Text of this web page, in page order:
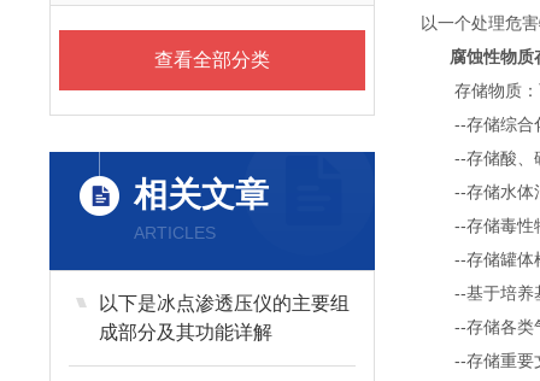
查看全部分类
相关文章
ARTICLES
以下是冰点渗透压仪的主要组
成部分及其功能详解
以一个处理危
腐蚀性物质
存储物质：可
--存储综合
--存储酸、
--存储水体
--存储毒性
--存储罐体
--基于培养
--存储各类
--存储重要